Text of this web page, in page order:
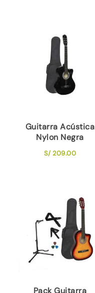
Guitarra Acústica
Nylon Negra
S/209.00
Pack Guitarra